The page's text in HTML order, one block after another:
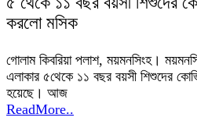
করলো মসিক
গোলাম কিবরিয়া পলাশ, ময়মনসিংহ।
এলাকার ৫থেকে ১১ বছর বয়সী শিশুদের
হয়েছে। আজ
ReadMore..